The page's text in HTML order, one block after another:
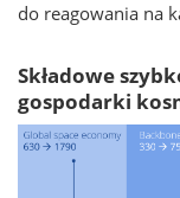
do reagowania na
Składowe
gospodarki